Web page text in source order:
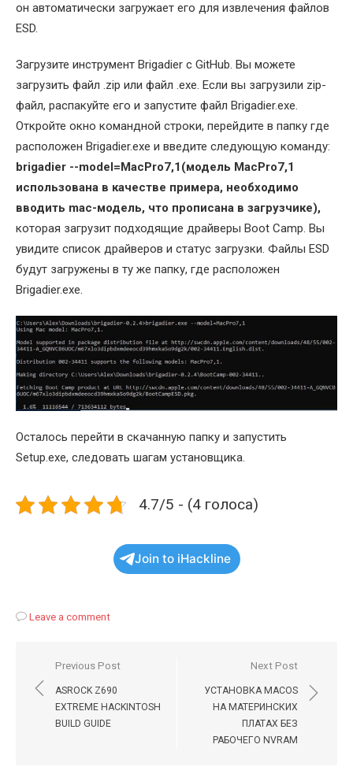
он автоматически загружает его для извлечения файлов
ESD.
Загрузите инструмент Brigadier с GitHub. Вы можете
загрузить файл .zip или файл .exe. Если вы загрузили zip-
файл, распакуйте его и запустите файл Brigadier.exe.
Откройте окно командной строки, перейдите в папку где
расположен Brigadier.exe и введите следующую команду:
brigadier --model=MacPro7,1(модель MacPro7,1
использована в качестве примера, необходимо
вводить mac-модель, что прописана в загрузчике),
которая загрузит подходящие драйверы Boot Camp. Вы
увидите список драйверов и статус загрузки. Файлы ESD
будут загружены в ту же папку, где расположен
Brigadier.exe.
Осталось перейти в скачанную папку и запустить
Setup.exe, следовать шагам установщика.
4.7/5 - (4 голоса)
Join to iHackline
Leave a comment
Навигация
по
записям
Previous Post
ASROCK Z690
EXTREME HACKINTOSH
BUILD GUIDE
Next Post
УСТАНОВКА MACOS
НА МАТЕРИНСКИХ
ПЛАТАХ БЕЗ
РАБОЧЕГО NVRAM